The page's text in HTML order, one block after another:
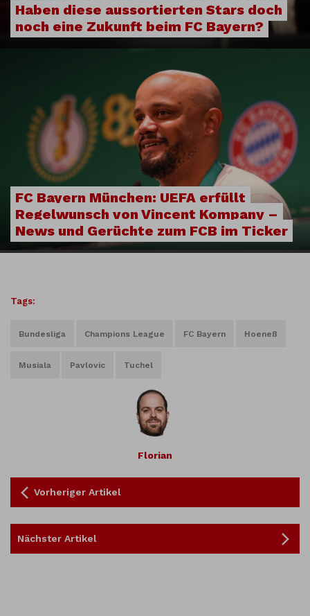
Haben diese aussortierten Stars doch
noch eine Zukunft beim FC Bayern?
FC Bayern München: UEFA erfüllt
Regelwunsch von Vincent Kompany –
News und Gerüchte zum FCB im Ticker
Tags:
Bundesliga Champions League FC Bayern Hoeneß
Musiala Pavlovic Tuchel
Florian
Vorheriger Artikel
Nächster Artikel